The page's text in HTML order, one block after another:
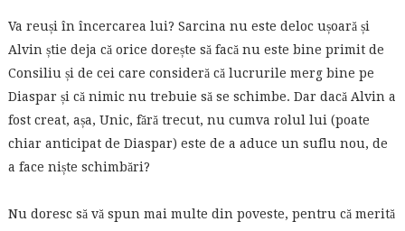
Va reuși în încercarea lui? Sarcina nu este deloc ușoară și
Alvin știe deja că orice dorește să facă nu este bine primit de
Consiliu și de cei care consideră că lucrurile merg bine pe
Diaspar și că nimic nu trebuie să se schimbe. Dar dacă Alvin a
fost creat, așa, Unic, fără trecut, nu cumva rolul lui (poate
chiar anticipat de Diaspar) este de a aduce un suflu nou, de
a face niște schimbări?
Nu doresc să vă spun mai multe din poveste, pentru că merită